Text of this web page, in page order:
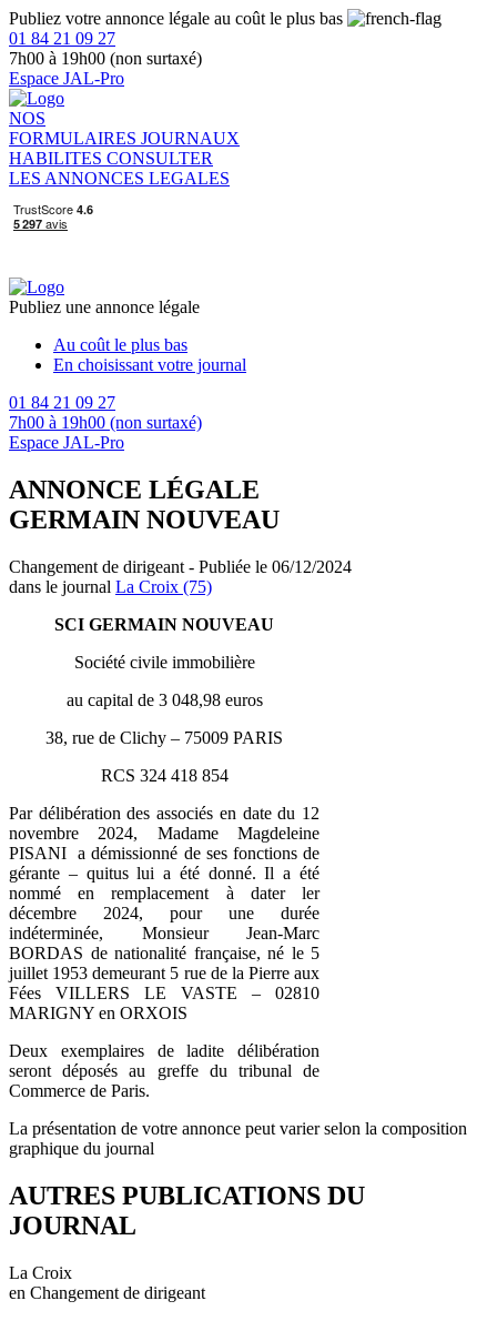
Publiez votre annonce légale au coût le plus bas
01 84 21 09 27
7h00 à 19h00 (non surtaxé)
Espace JAL-Pro
NOS
FORMULAIRES JOURNAUX
HABILITES CONSULTER
LES ANNONCES LEGALES
Publiez une annonce légale
Au coût le plus bas
En choisissant votre journal
01 84 21 09 27
7h00 à 19h00 (non surtaxé)
Espace JAL-Pro
ANNONCE LÉGALE
GERMAIN NOUVEAU
Changement de dirigeant - Publiée le 06/12/2024
dans le journal La Croix (75)
SCI GERMAIN NOUVEAU
Société civile immobilière
au capital de 3 048,98 euros
38, rue de Clichy – 75009 PARIS
RCS 324 418 854
Par délibération des associés en date du 12
novembre 2024, Madame Magdeleine
PISANI a démissionné de ses fonctions de
gérante – quitus lui a été donné. Il a été
nommé en remplacement à dater ler
décembre 2024, pour une durée
indéterminée, Monsieur Jean-Marc
BORDAS de nationalité française, né le 5
juillet 1953 demeurant 5 rue de la Pierre aux
Fées VILLERS LE VASTE – 02810
MARIGNY en ORXOIS
Deux exemplaires de ladite délibération
seront déposés au greffe du tribunal de
Commerce de Paris.
La présentation de votre annonce peut varier selon la composition
graphique du journal
AUTRES PUBLICATIONS DU
JOURNAL
La Croix
en Changement de dirigeant